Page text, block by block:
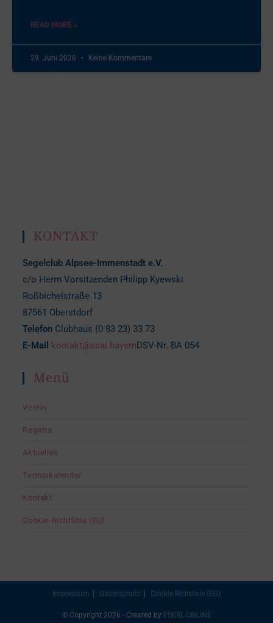
READ MORE »
29. Juni 2026 Keine Kommentare
KONTAKT
Segelclub Alpsee-Immenstadt e.V.
c/o Herrn Vorsitzenden Philipp Kyewski
Roßbichelstraße 13
87561 Oberstdorf
Telefon Clubhaus (0 83 23) 33 73
E-Mail
kontakt@scai.bayernDSV-Nr. BA 054
Menü
Verein
Regatta
Aktuelles
Terminkalender
Kontakt
Cookie-Richtlinie (EU)
Impressum Datenschutz Cookie-Richtlinie (EU)
© Copyright 2026 - Created by EBERL ONLINE